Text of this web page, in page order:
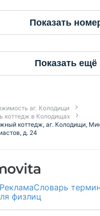
Показать
Показать ещё
аг. Колодищи
коттедж в Колодищах
коттедж, аг. Колодищи,
д. 24
РекламаСловарь
физлиц